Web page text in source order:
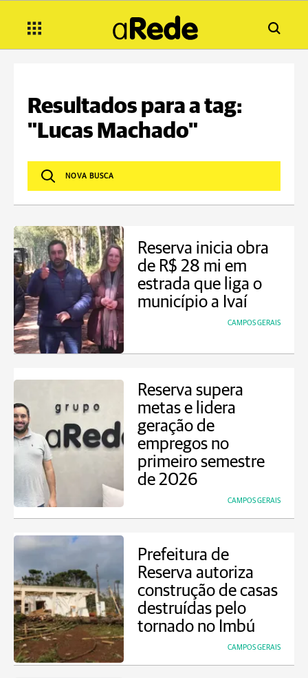
Resultados para a tag:
"Lucas Machado"
Reserva inicia obra
de R$ 28 mi em
estrada que liga o
município a Ivaí
CAMPOS GERAIS
Reserva supera
metas e lidera
geração de
empregos no
primeiro semestre
de 2026
CAMPOS GERAIS
Prefeitura de
Reserva autoriza
construção de casas
destruídas pelo
tornado no Imbú
CAMPOS GERAIS